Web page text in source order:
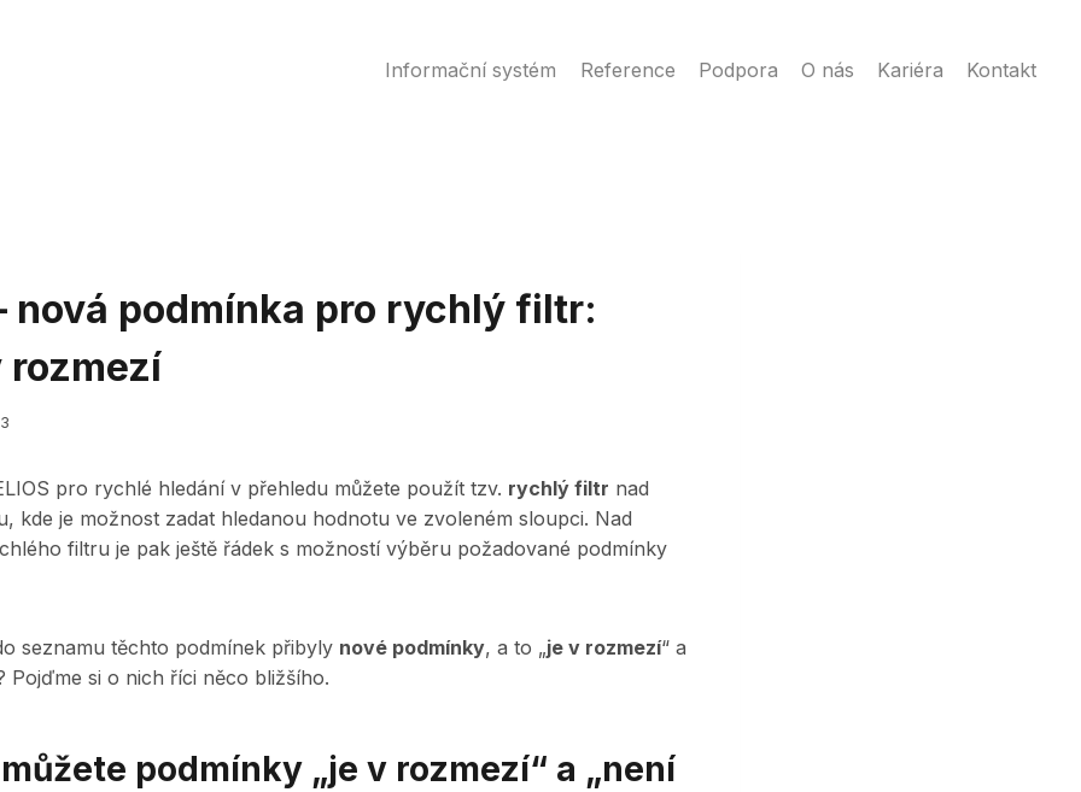
Informační systém Reference Podpora O nás Kariéra Kontakt
nová podmínka pro rychlý filtr:
rozmezí
pro rychlé hledání v přehledu můžete použít tzv. rychlý filtr nad
kde je možnost zadat hledanou hodnotu ve zvoleném sloupci. Nad
filtru je pak ještě řádek s možností výběru požadované podmínky
seznamu těchto podmínek přibyly nové podmínky, a to „je v rozmezí“ a
Pojďme si o nich říci něco bližšího.
podmínky „je v rozmezí“ a „není